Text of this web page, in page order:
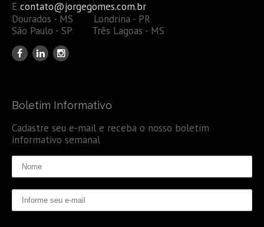
E contato@jorgegomes.com.br
Dourados - MS Londrina - PR
São Paulo - SP Três Lagoas - MS
Boletim Informativo
Cadastre seu e-mail e receba o nosso boletim
informativo semanal